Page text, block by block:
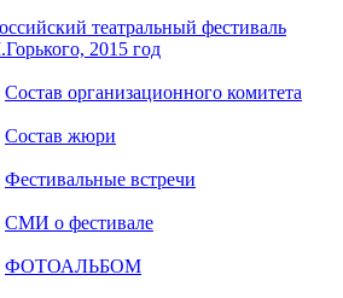
театральный фестиваль
2015 год
Состав организационного комитета
Состав жюри
Фестивальные встречи
СМИ о фестивале
ФОТОАЛЬБОМ